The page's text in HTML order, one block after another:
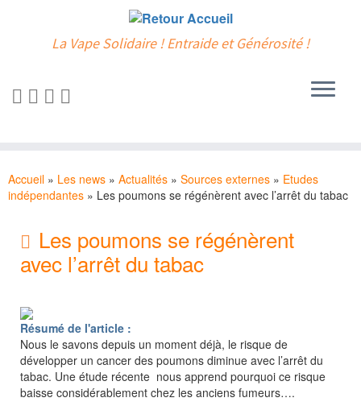
au
contenu
La Vape Solidaire ! Entraide et Générosité !
Accueil » Les news » Actualités » Sources externes » Etudes
indépendantes » Les poumons se régénèrent avec l’arrêt du tabac
Les poumons se régénèrent
avec l’arrêt du tabac
Résumé de l'article :
Nous le savons depuis un moment déjà, le risque de
développer un cancer des poumons diminue avec l’arrêt du
tabac. Une étude récente nous apprend pourquoi ce risque
baisse considérablement chez les anciens fumeurs….